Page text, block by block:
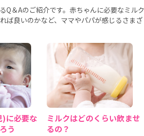
Q＆Aのご紹介です。赤ちゃんに必要なミルク
ば良いのかなど、ママやパパが感じるさまざ
)に必要な
う
ミルクはどのくらい飲ませ
るの？